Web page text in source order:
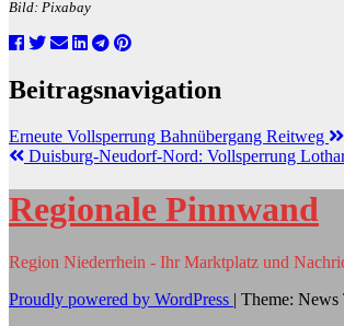
Bild: Pixabay
Beitragsnavigation
Erneute Vollsperrung Bahnübergang Reitweg
Duisburg-Neudorf-Nord: Vollsperrung
Regionale Pinnwand
Region Niederrhein - Ihr Marktplatz und
Proudly powered by WordPress | Theme: News